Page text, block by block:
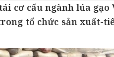
cơ cấu ngành lúa gạo
tổ chức sản xuất-